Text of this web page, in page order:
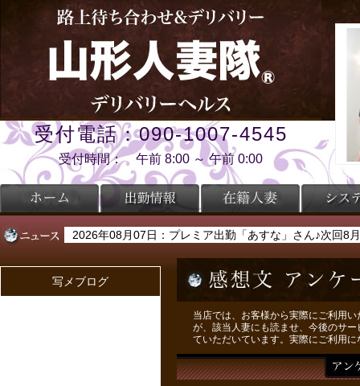
受付電話：090-1007-4545
受付時間： 午前 8:00 ～ 午前 0:00
2026年08月07日：プレミア出勤「あすな」さん♪次回8
写メブログ
当店では、お客様から実際にご利用
が、該当人妻にも読ませ、今後のサ
ていただいています。実際にご利用